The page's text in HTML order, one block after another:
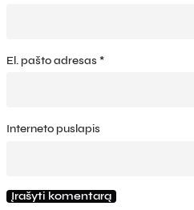
El. pašto adresas *
Interneto puslapis